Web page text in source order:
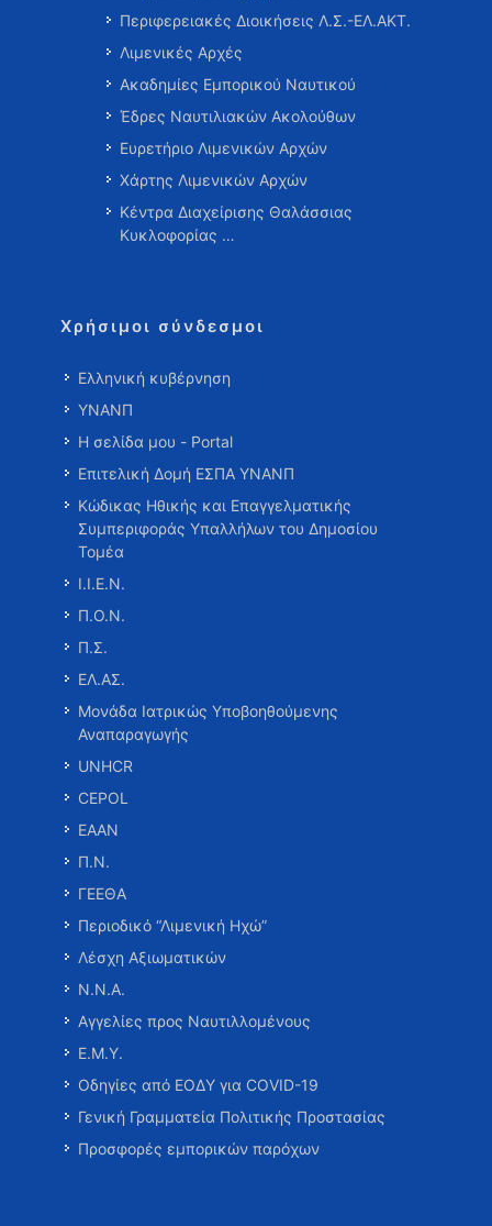
Περιφερειακές Διοικήσεις Λ.Σ.-ΕΛ.ΑΚΤ.
Λιμενικές Αρχές
Ακαδημίες Εμπορικού Ναυτικού
Έδρες Ναυτιλιακών Ακολούθων
Ευρετήριο Λιμενικών Αρχών
Χάρτης Λιμενικών Αρχών
Κέντρα Διαχείρισης Θαλάσσιας
Κυκλοφορίας …
Χρήσιμοι σύνδεσμοι
Ελληνική κυβέρνηση
ΥΝΑΝΠ
Η σελίδα μου - Portal
Επιτελική Δομή ΕΣΠΑ ΥΝΑΝΠ
Κώδικας Ηθικής και Επαγγελματικής
Συμπεριφοράς Υπαλλήλων του Δημοσίου
Τομέα
Ι.Ι.Ε.Ν.
Π.Ο.Ν.
Π.Σ.
ΕΛ.ΑΣ.
Μονάδα Ιατρικώς Υποβοηθούμενης
Αναπαραγωγής
UNHCR
CEPOL
ΕΑΑΝ
Π.Ν.
ΓΕΕΘΑ
Περιοδικό “Λιμενική Ηχώ”
Λέσχη Αξιωματικών
Ν.Ν.Α.
Αγγελίες προς Ναυτιλλομένους
Ε.Μ.Υ.
Οδηγίες από ΕΟΔΥ για COVID-19
Γενική Γραμματεία Πολιτικής Προστασίας
Προσφορές εμπορικών παρόχων